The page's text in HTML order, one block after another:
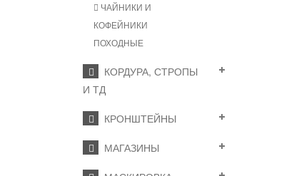
ЧАЙНИКИ И
КОФЕЙНИКИ
ПОХОДНЫЕ
КОРДУРА, СТРОПЫ
И ТД
КРОНШТЕЙНЫ
МАГАЗИНЫ